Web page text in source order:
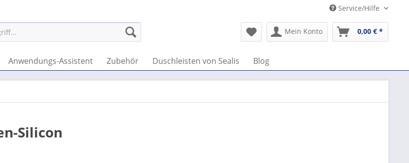
Service/Hilfe
Mein Konto 0,00 € *
Anwendungs-Assistent Zubehör Duschleisten von Sealis Blog
Silicon